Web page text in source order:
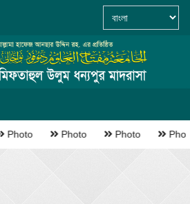
Photo Photo Photo